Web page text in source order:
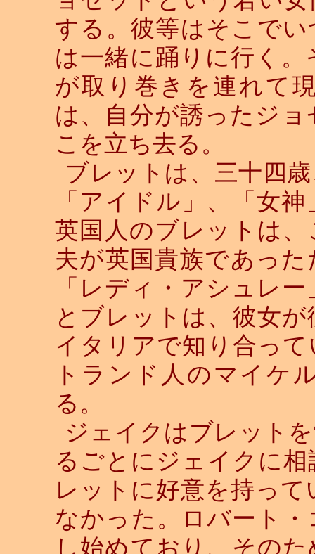
する。彼等はそこで
は一緒に踊りに行く
が取り巻きを連れて
は、自分が誘ったジ
こを立ち去る。
ブレットは、三十四
「アイドル」、「女
英国人のブレットは
夫が英国貴族であっ
「レディ・アシュレ
とブレットは、彼女
イタリアで知り合っ
トランド人のマイケ
る。
ジェイクはブレット
るごとにジェイクに
レットに好意を持っ
なかった。ロバート
し始めており、その